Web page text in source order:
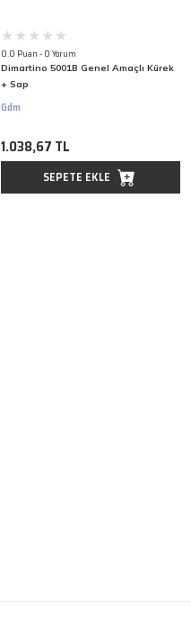
0.0 Puan - 0 Yorum
Dimartino 5001B Genel Amaçlı Kürek
+ Sap
Gdm
1.038,67 TL
SEPETE EKLE